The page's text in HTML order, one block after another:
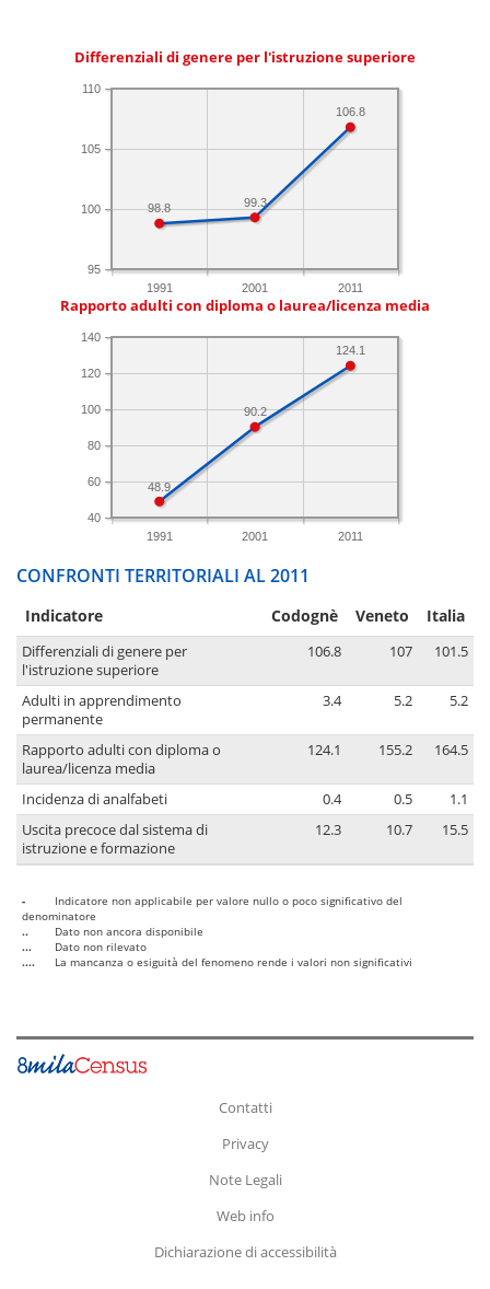
Differenziali di genere per l'istruzione superiore
1991 2001 2011
95
100
105
110
106.8
99.3
98.8
Rapporto adulti con diploma o laurea/licenza media
1991 2001 2011
40
60
80
100
120
140
124.1
90.2
48.9
CONFRONTI TERRITORIALI AL 2011
Indicatore Codognè Veneto Italia
Differenziali di genere per
l'istruzione superiore
106.8 107 101.5
Adulti in apprendimento
permanente
3.4 5.2 5.2
Rapporto adulti con diploma o
laurea/licenza media
124.1 155.2 164.5
Incidenza di analfabeti 0.4 0.5
1.1
Uscita precoce dal sistema di
istruzione e formazione
12.3 10.7 15.5
-
Indicatore non applicabile per valore nullo o poco significativo del
denominatore
..
Dato non ancora disponibile
...
Dato non rilevato
....
La mancanza o esiguità del fenomeno rende i valori non significativi
Contatti
Privacy
Note Legali
Web info
Dichiarazione di accessibilità